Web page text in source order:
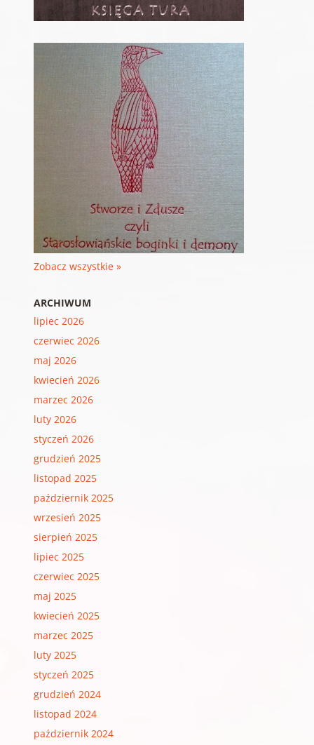
Zobacz wszystkie »
ARCHIWUM
lipiec 2026
czerwiec 2026
maj 2026
kwiecień 2026
marzec 2026
luty 2026
styczeń 2026
grudzień 2025
listopad 2025
październik 2025
wrzesień 2025
sierpień 2025
lipiec 2025
czerwiec 2025
maj 2025
kwiecień 2025
marzec 2025
luty 2025
styczeń 2025
grudzień 2024
listopad 2024
październik 2024